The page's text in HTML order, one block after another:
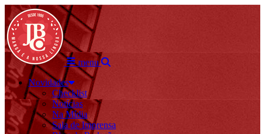
menu
Novidades
Checklist
Notícias
Na Mídia
Sala de Imprensa